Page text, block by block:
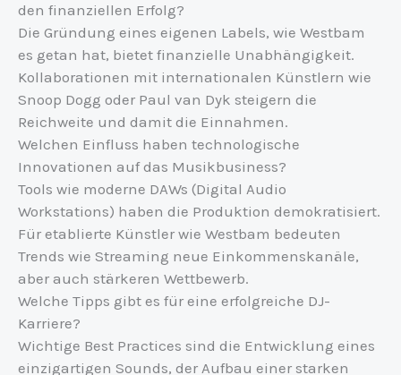
den finanziellen Erfolg?
Die Gründung eines eigenen Labels, wie Westbam
es getan hat, bietet finanzielle Unabhängigkeit.
Kollaborationen mit internationalen Künstlern wie
Snoop Dogg oder Paul van Dyk steigern die
Reichweite und damit die Einnahmen.
Welchen Einfluss haben technologische
Innovationen auf das Musikbusiness?
Tools wie moderne DAWs (Digital Audio
Workstations) haben die Produktion demokratisiert.
Für etablierte Künstler wie Westbam bedeuten
Trends wie Streaming neue Einkommenskanäle,
aber auch stärkeren Wettbewerb.
Welche Tipps gibt es für eine erfolgreiche DJ-
Karriere?
Wichtige Best Practices sind die Entwicklung eines
einzigartigen Sounds, der Aufbau einer starken